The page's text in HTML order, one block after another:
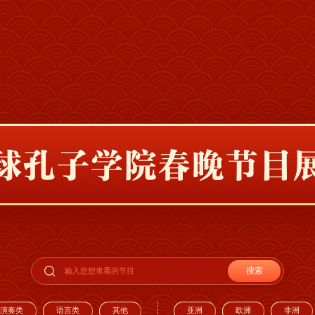
搜索
演奏类 语言类 其他 亚洲 欧洲 非洲